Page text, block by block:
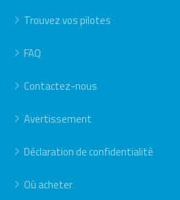
Trouvez vos pilotes
FAQ
Contactez-nous
Avertissement
Déclaration de confidentialité
Où acheter